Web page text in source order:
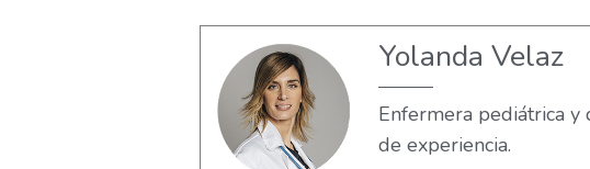
Yolanda Velaz
Enfermera pediátrica y
de experiencia.